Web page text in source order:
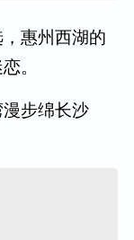
惠州西湖的
。
步绵长沙